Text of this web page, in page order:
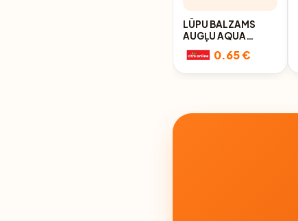
LŪPU BALZAMS
AUGĻU AQUA
AMBER
0.65 €